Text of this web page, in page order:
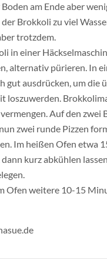
am Ende aber
Brokkoli zu viel
trotzdem.
in einer
alternativ pürieren. In
gut ausdrücken, um die
loszuwerden.
vermengen. Auf den zwei
zwei runde Pizzen
Im heißen Ofen etwa
kurz abkühlen
Ofen weitere 10-15